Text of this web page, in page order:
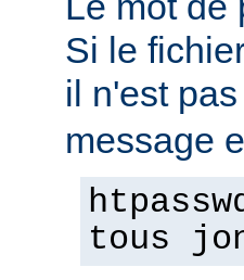
Si le
il n'est
message
tous